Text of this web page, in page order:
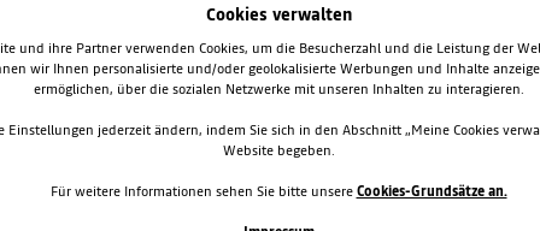
GENERATION & PASSENGER
sicher und bequem. Das zeichnet den Renault Trafic aus.
Verbrauch ist der Trafic mit 7,2l / 100km im Spitzenfeld unter den
Platz zum Wohlfühlen. Und unter der attraktiven Karosserie steckt die
die starken sowie umweltfreundlichen dCi-Triebwerke von 90 bis 150
sorgen. Kein Wunder also, dass der Trafic Passenger und der Trafic
Cookies verwalten
und ihre Partner verwenden Cookies, um die Besucherzahl und die Leistung der
wir Ihnen personalisierte und/oder geolokalisierte Werbungen und Inhalte
ermöglichen, über die sozialen Netzwerke mit unseren Inhalten zu interagieren.
Einstellungen jederzeit ändern, indem Sie sich in den Abschnitt „Meine Cookies
Website begeben.
Für weitere Informationen sehen Sie bitte unsereCookies-Grundsätze an.